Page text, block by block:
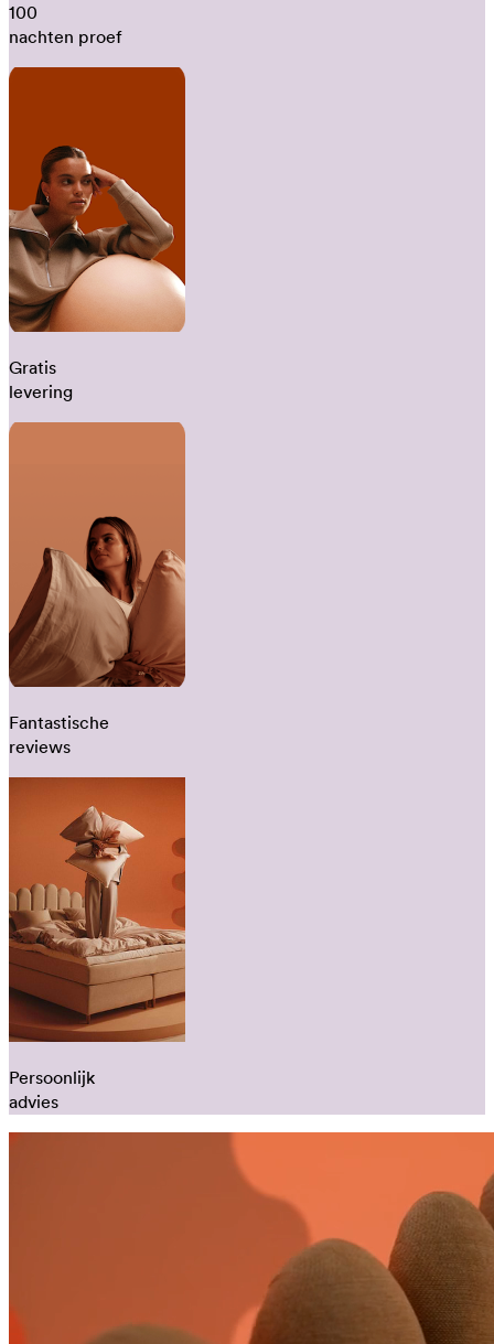
100
nachten proef
Gratis
levering
Fantastische
reviews
Persoonlijk
advies